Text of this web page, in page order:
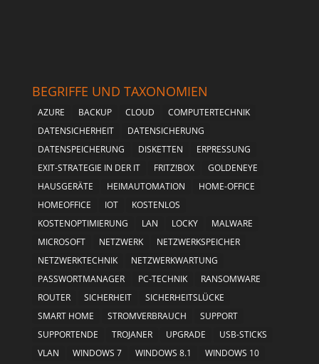
BEGRIFFE UND TAXONOMIEN
AZURE BACKUP CLOUD
COMPUTERTECHNIK
DATENSICHERHEIT
DATENSICHERUNG
DATENSPEICHERUNG
DISKETTEN
ERPRESSUNG
EXIT-STRATEGIE IN DER IT
FRITZ!BOX
GOLDENEYE
HAUSGERÄTE
HEIMAUTOMATION
HOME-OFFICE
HOMEOFFICE
IOT
KOSTENLOS
KOSTENOPTIMIERUNG
LAN LOCKY
MALWARE
MICROSOFT
NETZWERK
NETZWERKSPEICHER
NETZWERKTECHNIK
NETZWERKWARTUNG
PASSWORTMANAGER
PC-TECHNIK
RANSOMWARE
ROUTER
SICHERHEIT
SICHERHEITSLÜCKE
SMART HOME
STROMVERBRAUCH
SUPPORT
SUPPORTENDE
TROJANER UPGRADE
USB-STICKS
VLAN
WINDOWS 7 WINDOWS 8.1
WINDOWS 10